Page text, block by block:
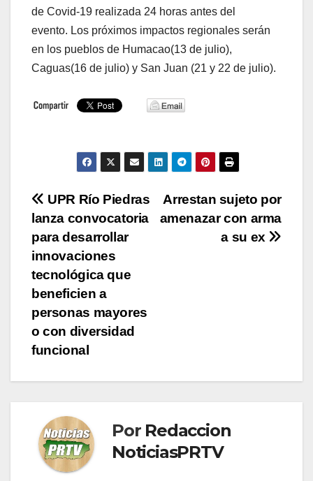
de Covid-19 realizada 24 horas antes del
evento. Los próximos impactos regionales serán
en los pueblos de Humacao(13 de julio),
Caguas(16 de julio) y San Juan (21 y 22 de julio).
Navegación
de
entradas
Arrestan sujeto por
amenazar con arma
a su ex
UPR Río Piedras
lanza convocatoria
para desarrollar
innovaciones
tecnológica que
beneficien a
personas mayores
o con diversidad
funcional
Por Redaccion
NoticiasPRTV